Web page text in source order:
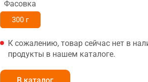
Фасовка
300 г
К сожалению, товар сейчас нет в
продукты в нашем каталоге.